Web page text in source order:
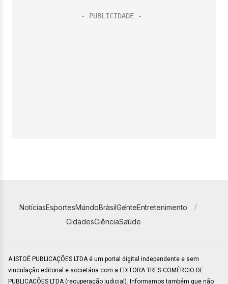
NotíciasEsportesMundoBrasilGenteEntretenimento
CidadesCiênciaSaúde
A ISTOÉ PUBLICAÇÕES LTDA é um portal digital independente e sem
vinculação editorial e societária com a EDITORA TRES COMÉRCIO DE
PUBLICACÕES LTDA (recuperação judicial). Informamos também que não